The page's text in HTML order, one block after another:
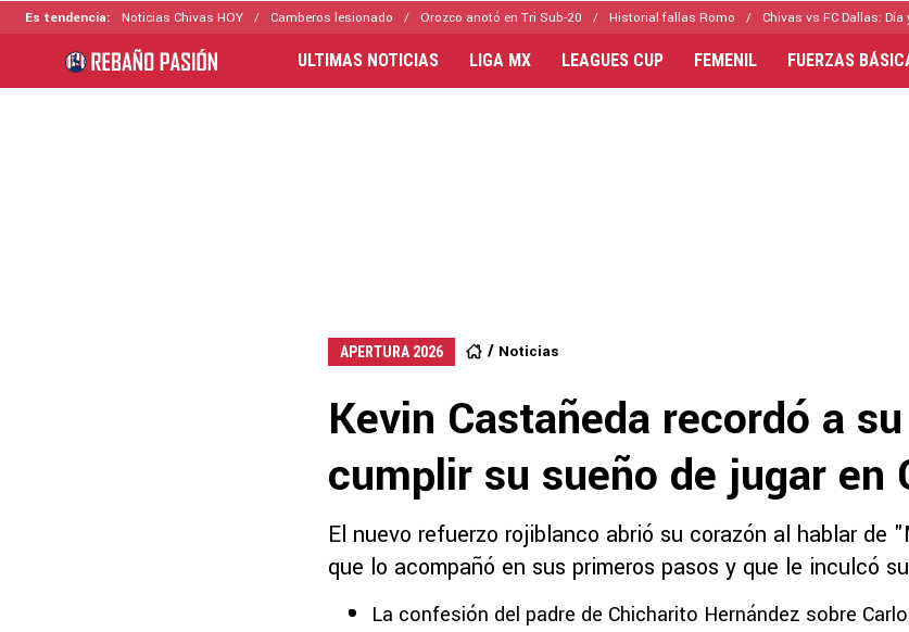
Es tendencia: Noticias Chivas HOY Camberos lesionado Orozco anotó en Tri Sub-20 Historial fallas Romo Chivas vs FC Dallas: Día
ULTIMAS NOTICIAS LIGA MX LEAGUES CUP FEMENIL FUERZAS
APERTURA 2026 Noticias
Kevin Castañeda recordó a
cumplir su sueño de jugar en
El nuevo refuerzo rojiblanco abrió su corazón al hablar de
que lo acompañó en sus primeros pasos y que le inculcó
La confesión del padre de Chicharito Hernández sobre